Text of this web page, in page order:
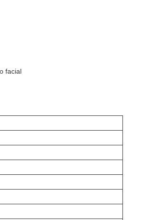
facial